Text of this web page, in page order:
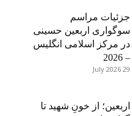
جزئیات مراسم
سوگواری اربعین حسینی
در مرکز اسلامی انگلیس
– 2026
29 July 2026
اربعین؛ از خونِ شهید تا